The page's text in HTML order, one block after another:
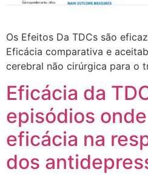
Os Efeitos Da TDCs são
Eficácia comparativa e
cerebral não cirúrgica para o
Eficácia da
episódios
eficácia na
dos